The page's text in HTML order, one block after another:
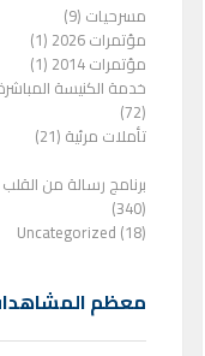
مسرحيات (9)
مؤتمرات 2026 (1)
مؤتمرات 2014 (1)
خدمة الكنيسة
(72)
تأملات مرئية (21)
برنامج رسالة من القلب
(340)
Uncategorized (18)
معظم